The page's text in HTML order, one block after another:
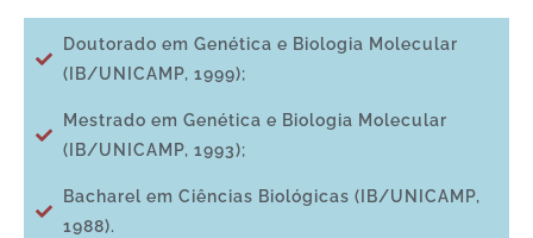
Doutorado em Genética e Biologia Molecular
(IB/UNICAMP, 1999);
Mestrado em Genética e Biologia Molecular
(IB/UNICAMP, 1993);
Bacharel em Ciências Biológicas (IB/UNICAMP,
1988).